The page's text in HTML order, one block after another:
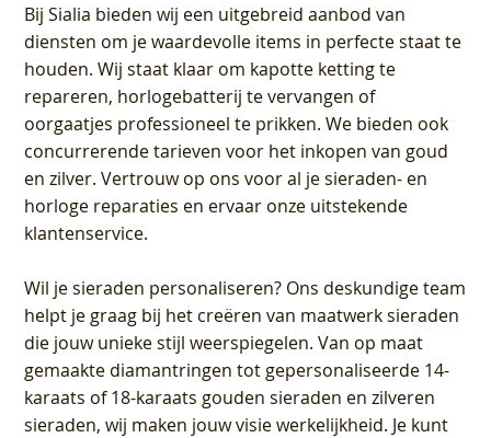
Bij Sialia bieden wij een uitgebreid aanbod van
diensten om je waardevolle items in perfecte staat te
houden. Wij staat klaar om kapotte ketting te
repareren, horlogebatterij te vervangen of
oorgaatjes professioneel te prikken. We bieden ook
concurrerende tarieven voor het inkopen van goud
en zilver. Vertrouw op ons voor al je sieraden- en
horloge reparaties en ervaar onze uitstekende
klantenservice.
Wil je sieraden personaliseren? Ons deskundige team
helpt je graag bij het creëren van maatwerk sieraden
die jouw unieke stijl weerspiegelen. Van op maat
gemaakte diamantringen tot gepersonaliseerde 14-
karaats of 18-karaats gouden sieraden en zilveren
sieraden, wij maken jouw visie werkelijkheid. Je kunt